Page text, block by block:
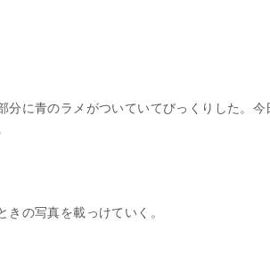
に青のラメがついていてびっくりした。
の写真を載っけていく。